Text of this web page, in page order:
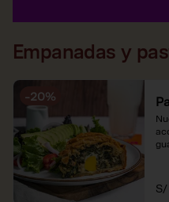
Empanadas y
-20%